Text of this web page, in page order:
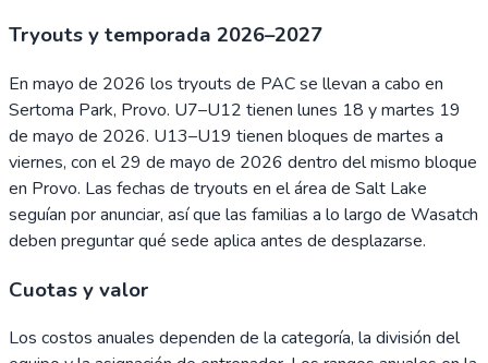
Tryouts y temporada 2026–2027
En mayo de 2026 los tryouts de PAC se llevan a cabo en
Sertoma Park, Provo. U7–U12 tienen lunes 18 y martes 19
de mayo de 2026. U13–U19 tienen bloques de martes a
viernes, con el 29 de mayo de 2026 dentro del mismo bloque
en Provo. Las fechas de tryouts en el área de Salt Lake
seguían por anunciar, así que las familias a lo largo de Wasatch
deben preguntar qué sede aplica antes de desplazarse.
Cuotas y valor
Los costos anuales dependen de la categoría, la división del